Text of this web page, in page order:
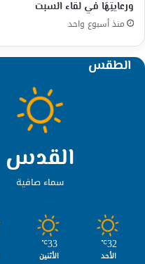
ورعايتِهَا في لقاء السبت
منذ أسبوع واحد
الطقس
القدس
سماء صافية
32
℃
الأحد
33
℃
الأثنين